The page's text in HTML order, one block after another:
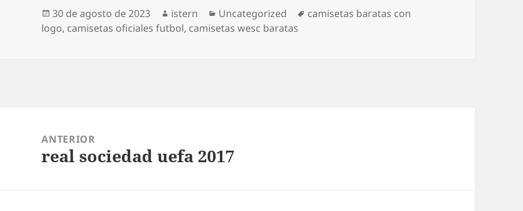
Publicado
el
30 de agosto de 2023 Autor
istern Categorías
Uncategorized Etiquetas
camisetas baratas con
logo, camisetas oficiales futbol, camisetas wesc baratas
entradas
ANTERIOR
Entrada
real sociedad uefa 2017